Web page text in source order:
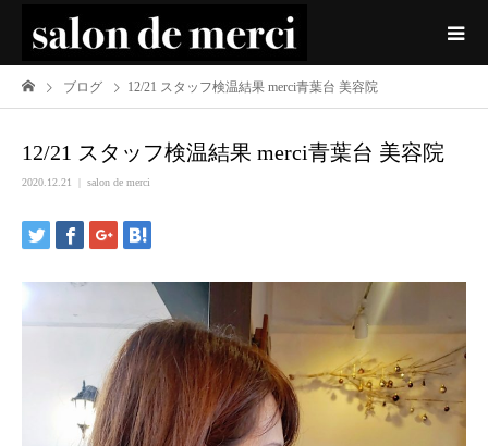
ブログ 12/21 スタッフ検温結果 merci青葉台 美容院
12/21 スタッフ検温結果 merci青葉台 美容院
2020.12.21 salon de merci